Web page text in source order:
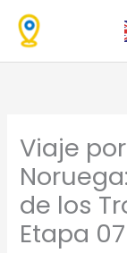
contenido
Viaje
de los
Etapa